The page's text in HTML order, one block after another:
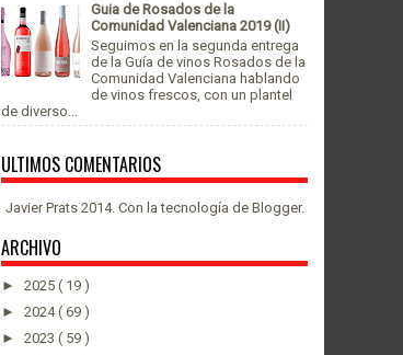
Guia de Rosados de la
Comunidad Valenciana 2019 (II)
Seguimos en la segunda entrega
de la Guía de vinos Rosados de la
Comunidad Valenciana hablando
de vinos frescos, con un plantel
de diverso...
ULTIMOS COMENTARIOS
Javier Prats 2014. Con la tecnología de Blogger.
ARCHIVO
► 2025 ( 19 )
► 2024( 69 )
► 2023 ( 59 )